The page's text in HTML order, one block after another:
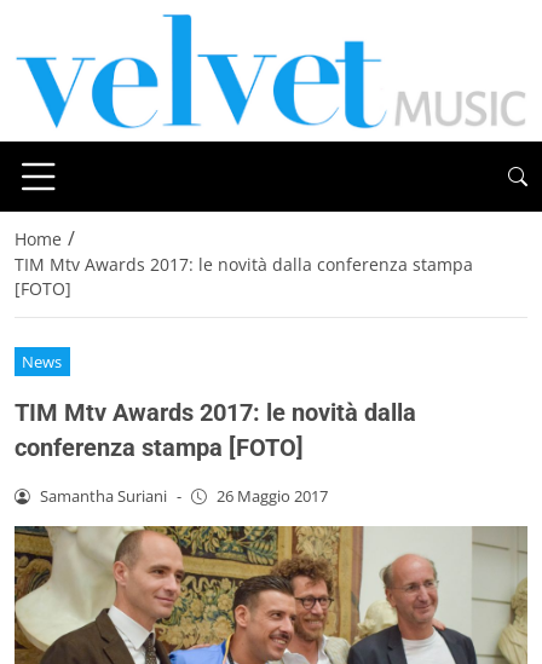
Home /
TIM Mtv Awards 2017: le novità dalla conferenza stampa
[FOTO]
News
TIM Mtv Awards 2017: le novità dalla
conferenza stampa [FOTO]
Samantha Suriani - 26 Maggio 2017